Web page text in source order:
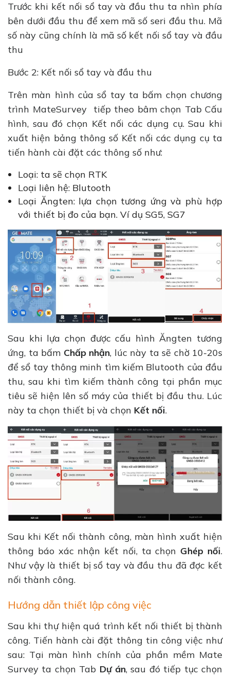
Trước khi kết nối sổ tay và đầu thu ta nhìn phía
bên dưới đầu thu để xem mã số seri đầu thu. Mã
số này cũng chính là mã số kết nối sổ tay và đầu
thu
Bước 2: Kết nối sổ tay và đầu thu
Trên màn hình của sổ tay ta bấm chọn chương
trình MateSurvey tiếp theo bâm chọn Tab Cấu
hình, sau đó chọn Kết nối các dụng cụ. Sau khi
xuất hiện bảng thông số Kết nối các dụng cụ ta
tiến hành cài đặt các thông số như:
Loại: ta sẽ chọn RTK
Loại liên hệ: Blutooth
Loại Ăngten: lựa chọn tương ứng và phù hợp
với thiết bị đo của bạn. Ví dụ SG5, SG7
Sau khi lựa chọn được cấu hình Ăngten tương
ứng, ta bấm Chấp nhận, lúc này ta sẽ chờ 10-20s
để sổ tay thông minh tìm kiếm Blutooth của đầu
thu, sau khi tìm kiếm thành công tại phần mục
tiêu sẽ hiện lên số máy của thiết bị đầu thu. Lúc
này ta chọn thiết bị và chọn Kết nối.
Sau khi Kết nối thành công, màn hình xuất hiện
thông báo xác nhận kết nối, ta chọn Ghép nối.
Như vậy là thiết bị sổ tay và đầu thu đã đợc kết
nối thành công.
Hướng dẫn thiết lập công việc
Sau khi thự hiện quá trình kết nối thiết bị thành
công. Tiến hành cài đặt thông tin công việc như
sau: Tại màn hình chính của phần mềm Mate
Survey ta chọn Tab Dự án, sau đó tiếp tục chọn